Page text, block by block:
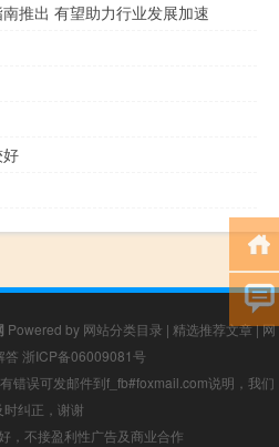
推出 有望助力行业发展加速
Powered by 网站分类目录 | 精选推荐文章|网
答 浙ICP备06009081号
错误可发邮件到f_fb#foxmail.com说明，我们
时纠正，谢谢
，不接盈利性广告及商业合作